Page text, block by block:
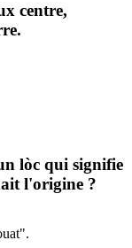
centre,
lòc qui signifie
l'origine ?